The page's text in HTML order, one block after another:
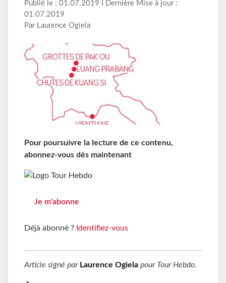
Publié le : 01.07.2019 I Dernière Mise à jour :
01.07.2019
Par Laurence Ogiela
Pour poursuivre la lecture de ce contenu,
abonnez-vous dès maintenant
Je m'abonne
Déjà abonné ? Identifiez-vous
Article signé par Laurence Ogiela pour Tour Hebdo.